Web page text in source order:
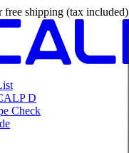
free shipping (tax included)
D
Check